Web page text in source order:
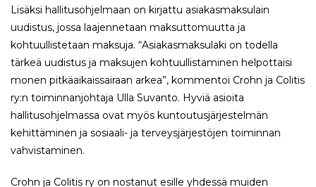
Lisäksi hallitusohjelmaan on kirjattu asiakasmaksulain
uudistus, jossa laajennetaan maksuttomuutta ja
kohtuullistetaan maksuja. “Asiakasmaksulaki on todella
tärkeä uudistus ja maksujen kohtuullistaminen helpottaisi
monen pitkäaikaissairaan arkea”, kommentoi Crohn ja Colitis
ry:n toiminnanjohtaja Ulla Suvanto. Hyviä asioita
hallitusohjelmassa ovat myös kuntoutusjärjestelmän
kehittäminen ja sosiaali- ja terveysjärjestöjen toiminnan
vahvistaminen.
Crohn ja Colitis ry on nostanut esille yhdessä muiden